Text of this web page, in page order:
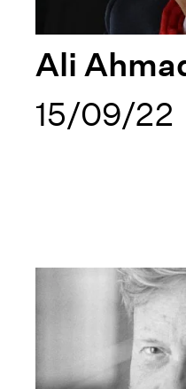
Ali
15/09/22